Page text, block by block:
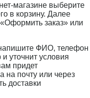
магазине выберите
в корзину. Далее
заказ» или
ФИО, телефон
уточнит условия
придет
на почту или через
доставки